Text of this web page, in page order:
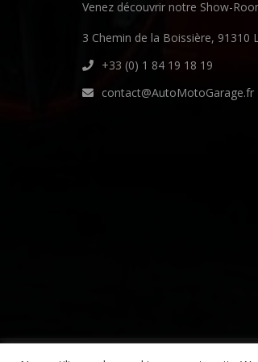
Venez découvrir notre Show-
3 Chemin de la Boissière, 91310
+33 (0) 1 84 19 18 19
contact@AutoMotoGarage.fr